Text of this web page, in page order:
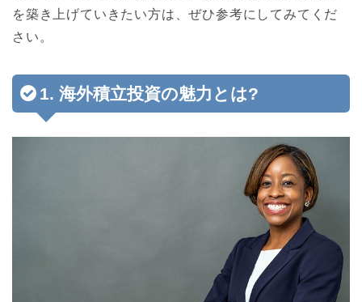
を築き上げていきたい方は、ぜひ参考にしてみてくだ
さい。
1. 海外積立投資の魅力とは?